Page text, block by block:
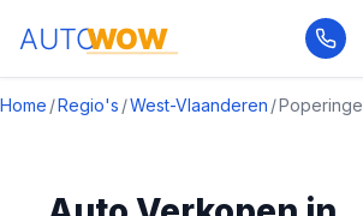
Home /Regio's /West-Vlaanderen /Poperinge